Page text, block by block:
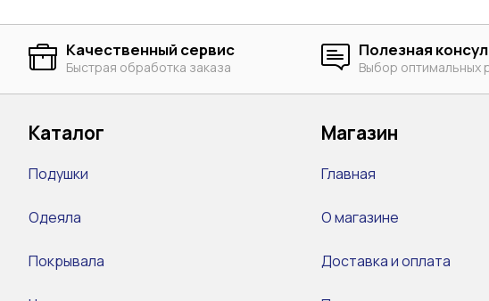
Качественный сервис
Быстрая обработка заказа
Полезная
Выбор оптимальных
Каталог
Подушки
Одеяла
Покрывала
Магазин
Главная
О магазине
Доставка и оплата